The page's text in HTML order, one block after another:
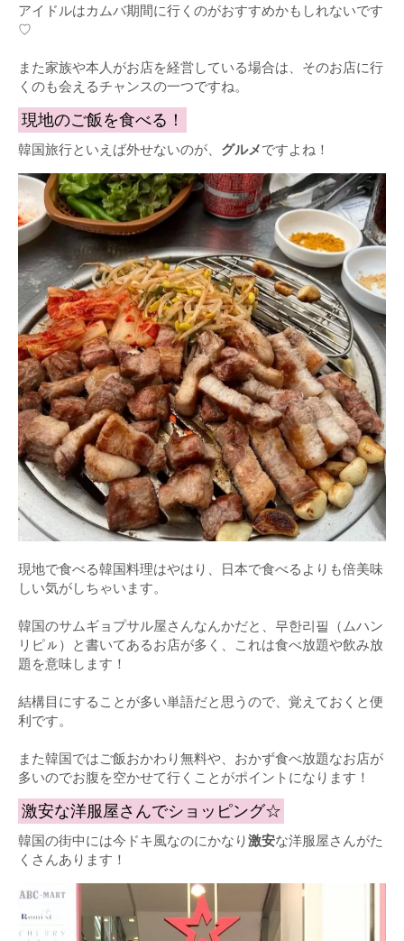
アイドルはカムバ期間に行くのがおすすめかもしれないです
♡
また家族や本人がお店を経営している場合は、そのお店に行
くのも会えるチャンスの一つですね。
現地のご飯を食べる！
韓国旅行といえば外せないのが、 グルメですよね！
現地で食べる韓国料理はやはり、日本で食べるよりも倍美味
しい気がしちゃいます。
韓国のサムギョプサル屋さんなんかだと、무한리필（ムハン
リピㇽ）と書いてあるお店が多く、これは食べ放題や飲み放
題を意味します！
結構目にすることが多い単語だと思うので、覚えておくと便
利です。
また韓国ではご飯おかわり無料や、おかず食べ放題なお店が
多いのでお腹を空かせて行くことがポイントになります！
激安な洋服屋さんでショッピング☆
韓国の街中には今ドキ風なのにかなり激安な洋服屋さんがた
くさんあります！